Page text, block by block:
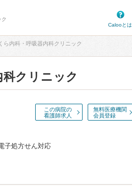
Calooとは
ら内科・呼吸器内科クリニック
クリニック
この病院の
看護師求人
無料医療機関
会員登録
子処方せん対応